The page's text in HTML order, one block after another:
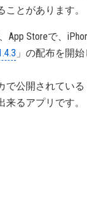
とがあります。
App Storeで、
」の配布を開始
で公開されている
来るアプリです。